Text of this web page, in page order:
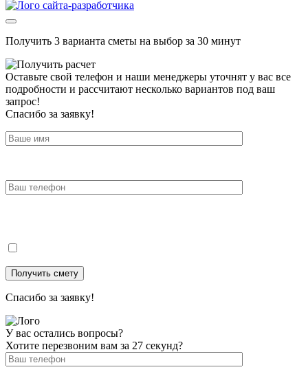
Получить 3 варианта сметы на выбор за 30 минут
Оставьте свой телефон и наши менеджеры уточнят у вас все
подробности и рассчитают несколько вариантов под ваш
запрос!
Спасибо за заявку!
Спасибо за заявку!
У вас остались вопросы?
Хотите перезвоним вам за 27 секунд?